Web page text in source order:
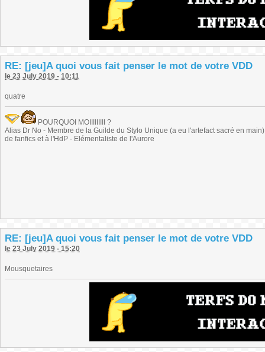
RE: [jeu]A quoi vous fait penser le mot de votre VDD
le 23 July 2019 - 10:11
quatre
POURQUOI MOIIIIIIIII ?
Alias Dr No - Membre de la Guilde du Stylo Unique (a eu l'artefact sacré en
de fanfics et à l'HdP - Elémentaliste de l'Aurore
RE: [jeu]A quoi vous fait penser le mot de votre VDD
le 23 July 2019 - 15:20
Mousquetaires